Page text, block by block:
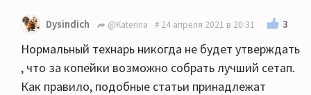
Dysindich @Katerina 24 апреля 2021 в 20:31 3
Нормальный технарь никогда не будет утверждать
, что за копейки возможно собрать лучший сетап.
Как правило, подобные статьи принадлежат